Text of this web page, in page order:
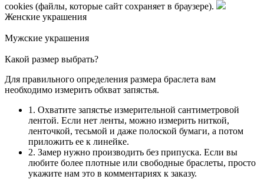
cookies (файлы, которые сайт сохраняет в браузере).
Женские украшения
Мужские украшения
Какой размер выбрать?
Для правильного определения размера браслета вам
необходимо измерить обхват запястья.
1. Охватите запястье измерительной сантиметровой
лентой. Если нет ленты, можно измерить ниткой,
ленточкой, тесьмой и даже полоской бумаги, а потом
приложить ее к линейке.
2. Замер нужно производить без припуска. Если вы
любите более плотные или свободные браслеты, просто
укажите нам это в комментариях к заказу.